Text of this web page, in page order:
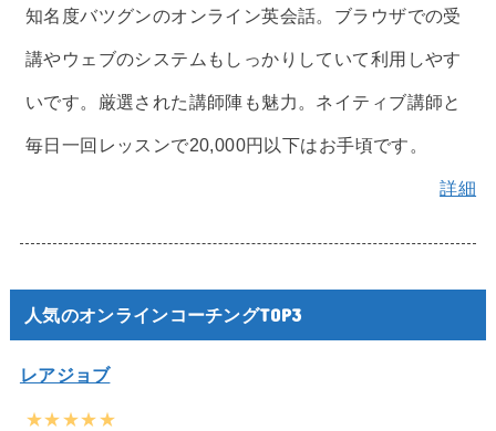
知名度バツグンのオンライン英会話。ブラウザでの受
講やウェブのシステムもしっかりしていて利用しやす
いです。厳選された講師陣も魅力。ネイティブ講師と
毎日一回レッスンで20,000円以下はお手頃です。
詳細
人気のオンラインコーチングTOP3
レアジョブ
★★★★★